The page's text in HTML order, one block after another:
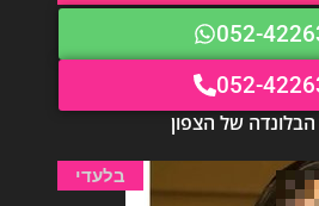
052-
052-
הבלונדה של הצפון
בלעדי